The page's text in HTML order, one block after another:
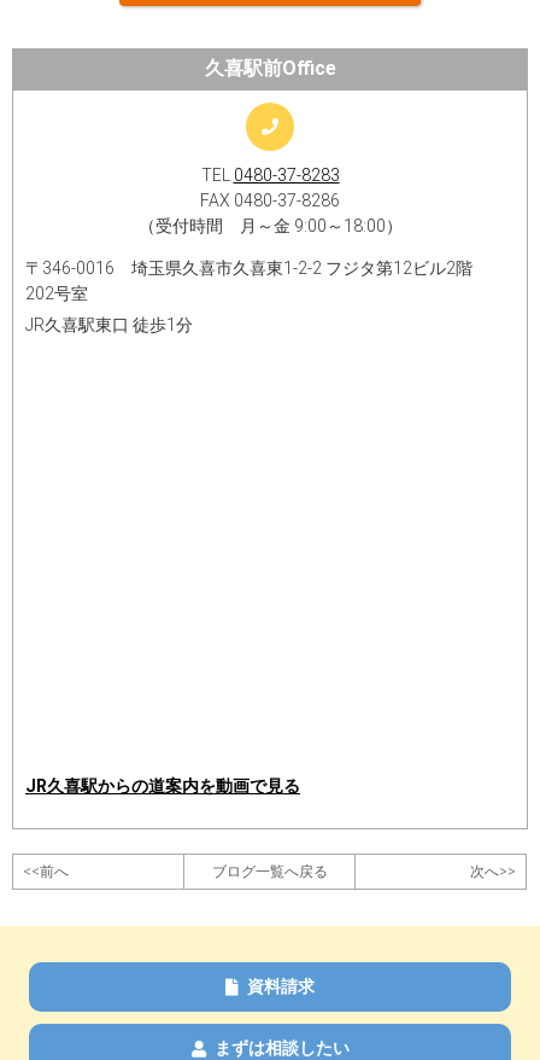
久喜駅前Office
TEL 0480-37-8283
FAX 0480-37-8286
（受付時間 月～金 9:00～18:00）
〒346-0016 埼玉県久喜市久喜東1-2-2 フジタ第12ビル2階
202号室
JR久喜駅東口 徒歩1分
JR久喜駅からの道案内を動画で見る
<<前へ ブログ一覧へ戻る 次へ>>
資料請求
まずは相談したい